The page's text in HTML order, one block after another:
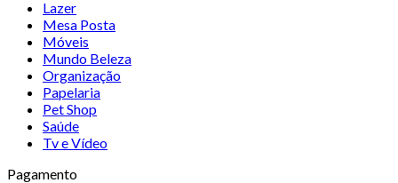
Lazer
Mesa Posta
Móveis
Mundo Beleza
Organização
Papelaria
Pet Shop
Saúde
Tv e Vídeo
Pagamento